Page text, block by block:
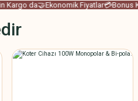
Kargo da🤝Ekonomik Fiyatlar💳Bonus